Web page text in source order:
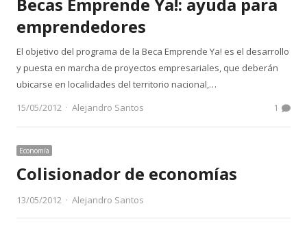
emprendedores
El objetivo del programa de la Beca Emprende Ya! es el desarrollo
y puesta en marcha de proyectos empresariales, que deberán
ubicarse en localidades del territorio nacional,…
15/05/2012
Author
Alejandro Santos 1
Economía
Colisionador de economías
13/05/2012 Author
Alejandro Santos